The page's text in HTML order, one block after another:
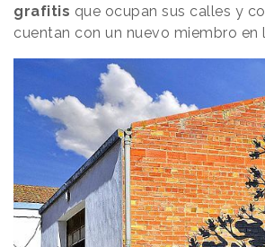
grafitis que ocupan sus calles y
cuentan con un nuevo miembro en